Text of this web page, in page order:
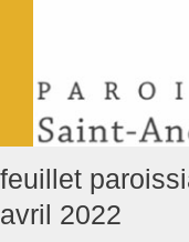
feuillet
avril 2022